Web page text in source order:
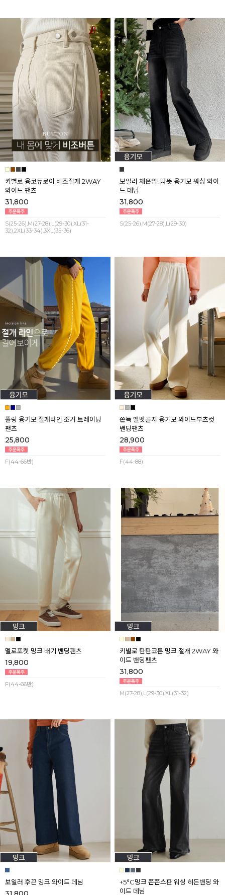
키별로 융코듀로이 비조절개 2WAY
와이드 팬츠
31,800
S(25-26),M(27-28),L(29-30),XL(31-
32),2XL(33-34),3XL(35-36)
보일러 체온업! 따뜻 융기모 워싱 와이
드 데님
31,800
S(25-26),M(27-28),L(29-30)
풀링 융기모 절개라인 조거 트레이닝
팬츠
25,800
F(44-66반)
쫀득 벨벳골지 융기모 와이드부츠컷
밴딩팬츠
28,900
F(44-88)
멜로포켓 밍크 배기 밴딩팬츠
19,800
F(44-66반)
키별로 탄탄코튼 밍크 절개 2WAY 와
이드 밴딩팬츠
31,800
M(27-28),L(29-30),XL(31-32)
보일러 후끈 밍크 와이드 데님
+5°C밍크 쫀쫀스판 워싱 히든밴딩 와
이드 데님